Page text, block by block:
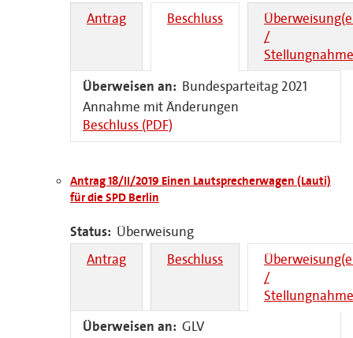
Antrag Beschluss
/
Überweisen an: Bundesparteitag 2021
Annahme mit Änderungen
Beschluss (PDF)
Antrag 18/II/2019 Einen Lautsprecherwagen (Lauti)
für die SPD Berlin
Status: Überweisung
Antrag
Beschluss
/
Überweisen an: GLV